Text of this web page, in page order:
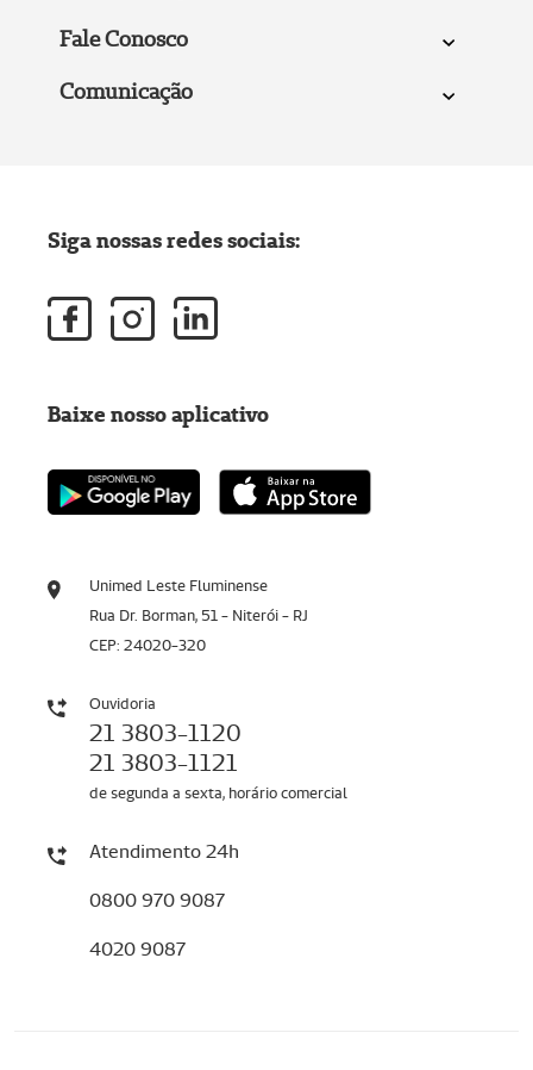
Fale Conosco
Comunicação
Unimed Leste Fluminense
Rua Dr. Borman, 51 - Niterói - RJ
CEP: 24020-320
Ouvidoria
21 3803-1120
21 3803-1121
de segunda a sexta, horário comercial
Atendimento 24h
0800 970 9087
4020 9087
Siga nossas redes sociais:
Baixe nosso aplicativo